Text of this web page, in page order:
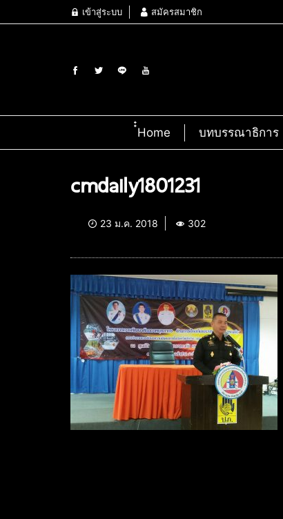
เข้าสู่ระบบ สมัครสมาชิก
๋๋Home บทบรรณาธิการ
cmdaily1801231
23 ม.ค. 2018 302